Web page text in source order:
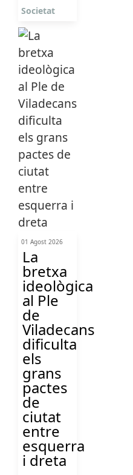
Societat
01 Agost 2026
La
bretxa
ideològica
al Ple
de
Viladecans
dificulta
els
grans
pactes
de
ciutat
entre
esquerra
i dreta